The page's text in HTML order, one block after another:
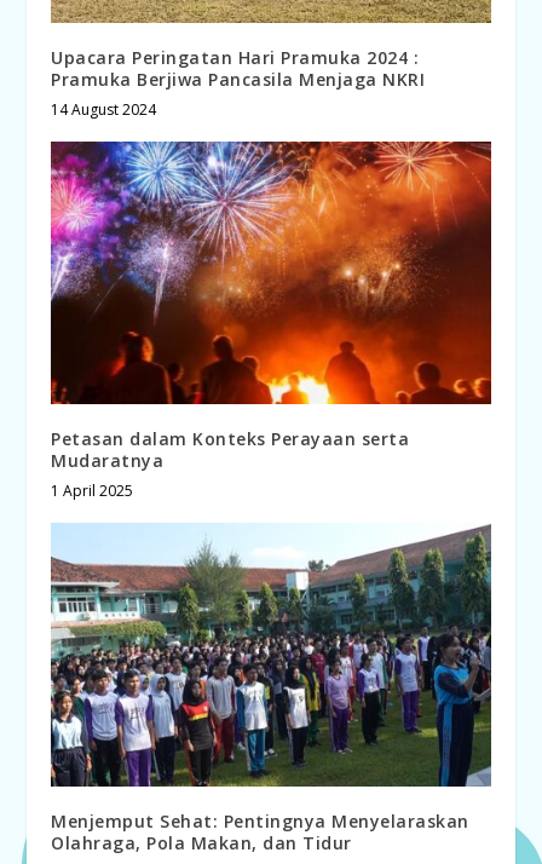
Upacara Peringatan Hari Pramuka 2024 :
Pramuka Berjiwa Pancasila Menjaga NKRI
14 August 2024
Petasan dalam Konteks Perayaan serta
Mudaratnya
1 April 2025
Menjemput Sehat: Pentingnya Menyelaraskan
Olahraga, Pola Makan, dan Tidur